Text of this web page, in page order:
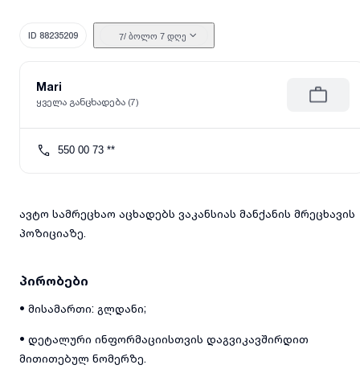
ID 88235209 7/ ბოლო 7 დღე
Mari
ყველა განცხადება (7)
550 00 73 **
ავტო სამრეცხაო აცხადებს ვაკანსიას მანქანის მრეცხავის
პოზიციაზე.
პირობები
• მისამართი: გლდანი;
• დეტალური ინფორმაციისთვის დაგვიკავშირდით
მითითებულ ნომერზე.